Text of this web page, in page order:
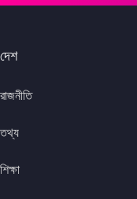
দেশ
রাজনীতি
তথ্য
শিক্ষা